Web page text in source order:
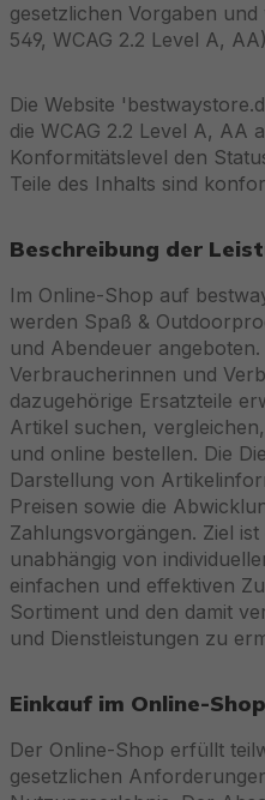
gesetzlichen Vorgaben
549, WCAG 2.2 Level A,
Die Website
die WCAG 2.2 Level A, AA
Konformitätslevel den
Teile des Inhalts sind
Beschreibung der
Im Online-Shop auf
werden Spaß &
und Abendeuer
Verbraucherinnen und
dazugehörige Ersatzteile
Artikel suchen,
und online bestellen. Die
Darstellung von
Preisen sowie die
Zahlungsvorgängen. Ziel
unabhängig von
einfachen und effektiven
Sortiment und den damit
und Dienstleistungen zu
Einkauf im Online-Shop
Der Online-Shop erfüllt
gesetzlichen